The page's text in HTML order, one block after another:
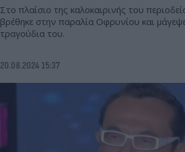
Στο πλαίσιο της καλοκαιρινής του
βρέθηκε στην παραλία Οφρυνίου και
τραγούδια του.
20.08.2024 15:37